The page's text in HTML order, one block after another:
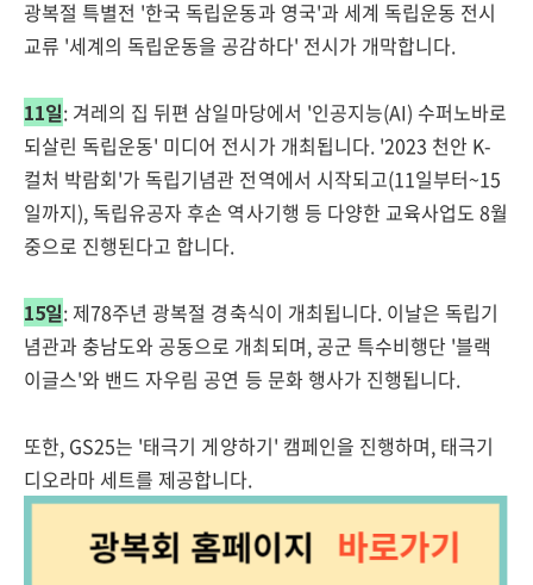
광복절 특별전 '한국 독립운동과 영국'과 세계 독립운동 전시
교류 '세계의 독립운동을 공감하다' 전시가 개막합니다.
11일: 겨레의 집 뒤편 삼일마당에서 '인공지능(AI) 수퍼노바로
되살린 독립운동' 미디어 전시가 개최됩니다. '2023 천안 K-
컬처 박람회'가 독립기념관 전역에서 시작되고(11일부터~15
일까지), 독립유공자 후손 역사기행 등 다양한 교육사업도 8월
중으로 진행된다고 합니다.
15일: 제78주년 광복절 경축식이 개최됩니다. 이날은 독립기
념관과 충남도와 공동으로 개최되며, 공군 특수비행단 '블랙
이글스'와 밴드 자우림 공연 등 문화 행사가 진행됩니다.
또한, GS25는 '태극기 게양하기' 캠페인을 진행하며, 태극기
디오라마 세트를 제공합니다.